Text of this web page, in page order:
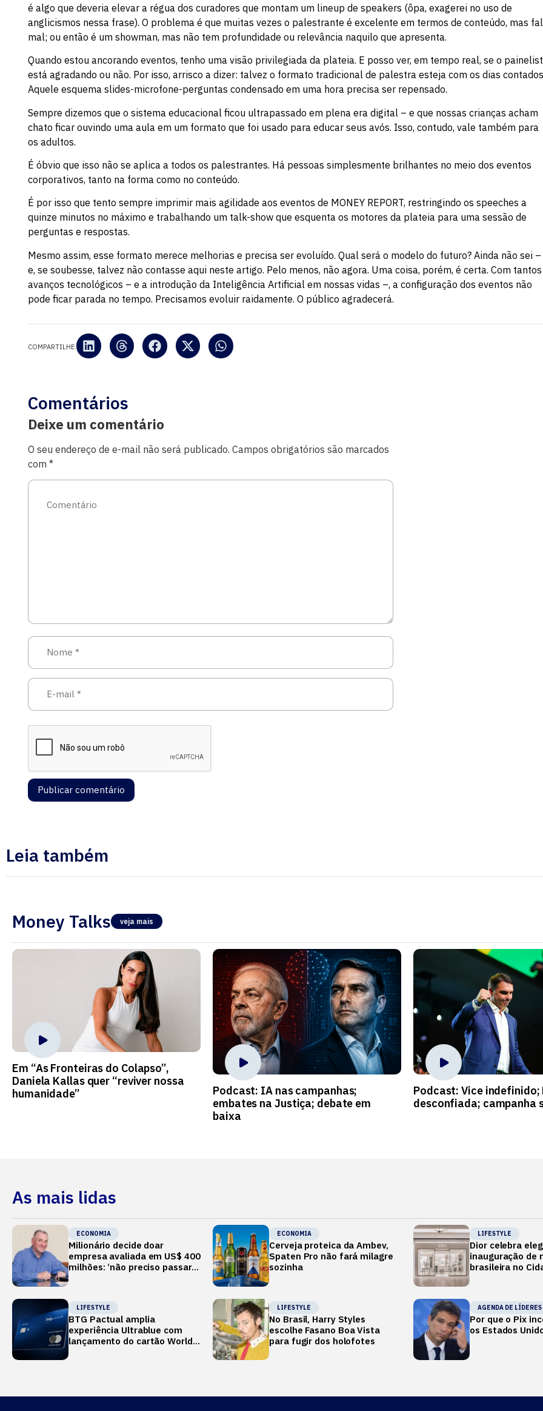
é algo que deveria elevar a régua dos curadores que montam um lineup de speakers (ôpa, exagerei no uso de
anglicismos nessa frase). O problema é que muitas vezes o palestrante é excelente em termos de conteúdo, mas
mal; ou então é um showman, mas não tem profundidade ou relevância naquilo que apresenta.
Quando estou ancorando eventos, tenho uma visão privilegiada da plateia. E posso ver, em tempo real, se o
está agradando ou não. Por isso, arrisco a dizer: talvez o formato tradicional de palestra esteja com os dias
Aquele esquema slides-microfone-perguntas condensado em uma hora precisa ser repensado.
Sempre dizemos que o sistema educacional ficou ultrapassado em plena era digital – e que nossas crianças acham
chato ficar ouvindo uma aula em um formato que foi usado para educar seus avós. Isso, contudo, vale também para
os adultos.
É óbvio que isso não se aplica a todos os palestrantes. Há pessoas simplesmente brilhantes no meio dos eventos
corporativos, tanto na forma como no conteúdo.
É por isso que tento sempre imprimir mais agilidade aos eventos de MONEY REPORT, restringindo os speeches a
quinze minutos no máximo e trabalhando um talk-show que esquenta os motores da plateia para uma sessão de
perguntas e respostas.
Mesmo assim, esse formato merece melhorias e precisa ser evoluído. Qual será o modelo do futuro? Ainda não sei –
e, se soubesse, talvez não contasse aqui neste artigo. Pelo menos, não agora. Uma coisa, porém, é certa. Com tantos
avanços tecnológicos – e a introdução da Inteligência Artificial em nossas vidas –, a configuração dos eventos não
pode ficar parada no tempo. Precisamos evoluir raidamente. O público agradecerá.
COMPARTILHE:
Comentários
Deixe um comentário
O seu endereço de e-mail não será publicado. Campos obrigatórios são marcados
com*
Leia também
Money Talks veja mais
Em “As Fronteiras do Colapso”,
Daniela Kallas quer “reviver nossa
humanidade”
Podcast: IA nas campanhas;
embates na Justiça; debate em
baixa
Podcast: Vice indefinido;
desconfiada; campanha
As mais lidas
ECONOMIA
Milionário decide doar
empresa avaliada em US$ 400
milhões: ‘não preciso passar o
ECONOMIA
Cerveja proteica da Ambev,
Spaten Pro não fará milagre
sozinha
LIFESTYLE
Dior celebra
inauguração de
brasileira no
LIFESTYLE
BTG Pactual amplia
experiência Ultrablue com
lançamento do cartão World
LIFESTYLE
No Brasil, Harry Styles
escolhe Fasano Boa Vista
para fugir dos holofotes
AGENDA DE LÍDERES
Por que o Pix
os Estados